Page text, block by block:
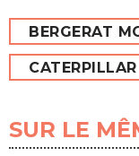
BERGERAT
CATERPILLAR
SUR LE